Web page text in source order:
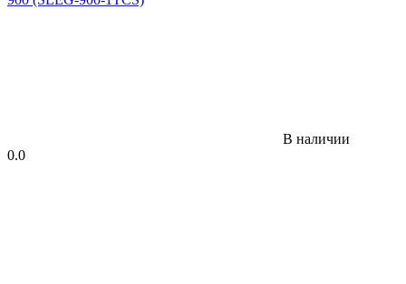
В наличии
0.0